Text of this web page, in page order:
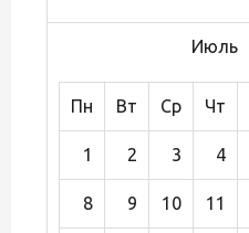
Июль
Пн Вт Ср Чт
1 2 3 4
8 9 10 11